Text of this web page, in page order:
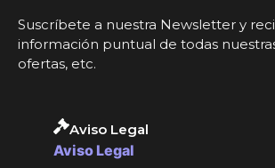
Suscríbete a nuestra Newsletter y
información puntual de todas
ofertas, etc.
Aviso Legal
Aviso Legal